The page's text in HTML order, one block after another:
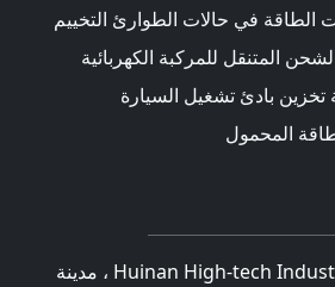
الطاقة في حالات الطوارئ التخييم
المتنقل للمركبة الكهربائية
تخزين بادئ تشغيل السيارة
المحمول
العنوان: Huinan High-tech Industrial Park ، مدينة